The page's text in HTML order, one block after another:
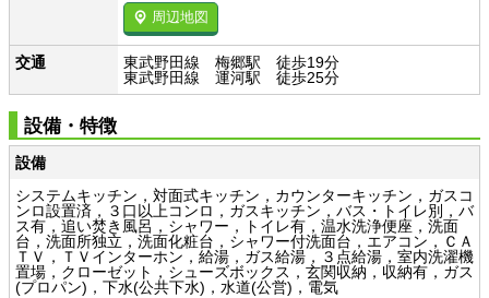
周辺地図
交通
東武野田線 梅郷駅 徒歩19分
東武野田線 運河駅 徒歩25分
設備・特徴
設備
システムキッチン，対面式キッチン，カウンターキッチン，ガスコ
ンロ設置済，３口以上コンロ，ガスキッチン，バス・トイレ別，バ
ス有，追い焚き風呂，シャワー，トイレ有，温水洗浄便座，洗面
台，洗面所独立，洗面化粧台，シャワー付洗面台，エアコン，ＣＡ
ＴＶ，ＴＶインターホン，給湯，ガス給湯，３点給湯，室内洗濯機
置場，クローゼット，シューズボックス，玄関収納，収納有，ガス
(プロパン)，下水(公共下水)，水道(公営)，電気